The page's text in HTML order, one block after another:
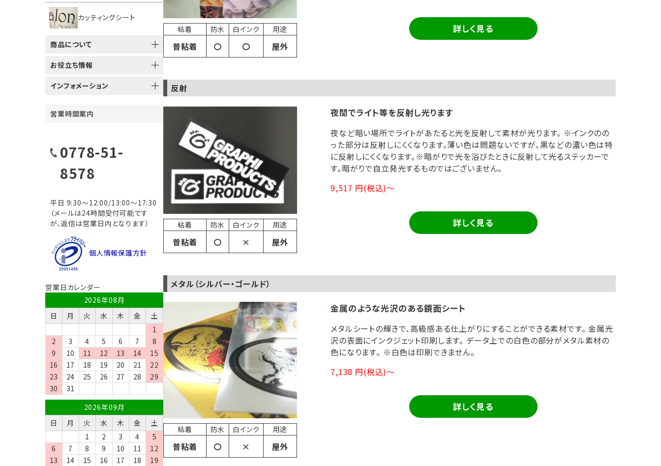
カッティングシート
商品について
お役立ち情報
インフォメーション
営業時間案内
0778-51-
8578
平日 9:30～12:00/13:00～17:30
（メールは24時間受付可能です
が、返信は営業日内となります）
個人情報保護方針
営業日カレンダー
2026年08月
日
月 火 水 木 金
土
1
2
3 4 5 6 7
8
9
10 11 12 13 14
15
16
17 18 19 20 21
22
23
24 25 26 27 28
29
30
31
2026年09月
日
月 火 水 木 金
土
1
2 3 4
5
6
7 8 9 10 11
12
13
14 15 16 17 18
19
粘着 防水 白インク 用途
普粘着 〇 〇 屋外
詳しく見る
反射
粘着 防水 白インク 用途
普粘着 〇 × 屋外
夜間でライト等を反射し光ります
夜など暗い場所でライトがあたると光を反射して素材が光ります。 ※インクのの
った部分は反射しにくくなります。薄い色は問題ないですが、黒などの濃い色は特
に反射しにくくなります。※暗がりで光を浴びたときに反射して光るステッカーで
す。暗がりで自立発光するものではございません。
9,517 円(税込)～
詳しく見る
メタル（シルバー・ゴールド）
粘着 防水 白インク 用途
普粘着 〇 × 屋外
金属のような光沢のある鏡面シート
メタルシートの輝きで、高級感ある仕上がりにすることができる素材です。 金属光
沢の表面にインクジェット印刷します。 データ上での白色の部分がメタル素材の
色になります。 ※白色は印刷できません。
7,138 円(税込)～
詳しく見る